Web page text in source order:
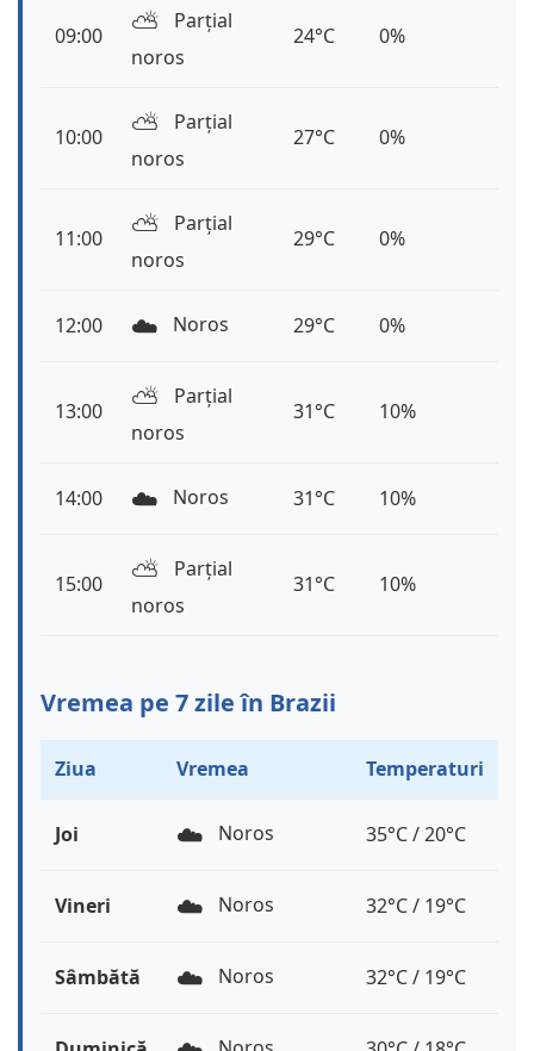
09:00 ⛅️
Parțial
noros
24°C 0%
10:00 ⛅️
Parțial
noros
27°C 0%
11:00 ⛅️
Parțial
noros
29°C 0%
12:00 ☁️ Noros 29°C 0%
13:00 ⛅️
Parțial
noros
31°C 10%
14:00 ☁️ Noros 31°C 10%
15:00 ⛅️
Parțial
noros
31°C 10%
Vremea pe 7 zile în Brazii
Ziua Vremea Temperaturi
Joi ☁️ Noros 35°C / 20°C
Vineri ☁️ Noros 32°C / 19°C
Sâmbătă ☁️ Noros 32°C / 19°C